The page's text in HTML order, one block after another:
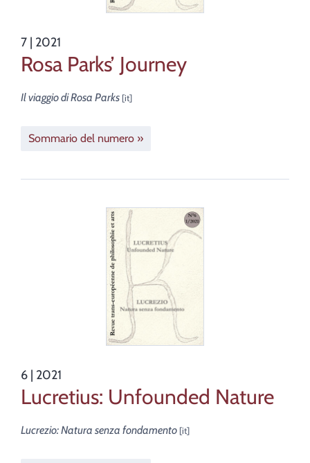
7 | 2021
Rosa Parks’ Journey
Il viaggio di Rosa Parks
Sommario del numero
6 | 2021
Lucretius: Unfounded Nature
Lucrezio: Natura senza fondamento